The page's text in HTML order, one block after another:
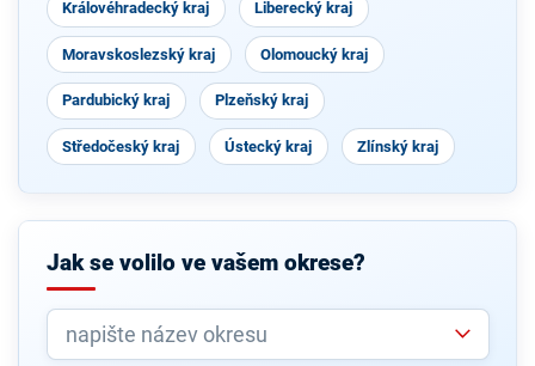
Královéhradecký kraj Liberecký kraj
Moravskoslezský kraj Olomoucký kraj
Pardubický kraj Plzeňský kraj
Středočeský kraj Ústecký kraj Zlínský kraj
Jak se volilo ve vašem okrese?